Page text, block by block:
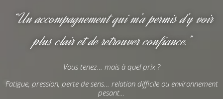
“Un accompagnement qui m’a permis d’y voir
plus clair et de retrouver confiance.”
Vous tenez… mais à quel prix ?
Fatigue, pression, perte de sens… relation difficile ou environnement
pesant…